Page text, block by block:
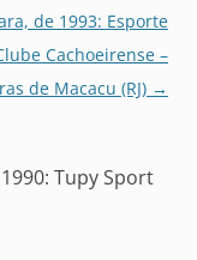
de 1993: Esporte
Cachoeirense –
de Macacu (RJ) →
Tupy Sport